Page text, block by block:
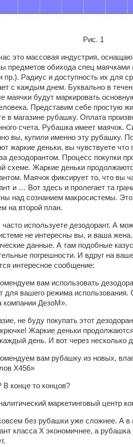
Рис. 1
это массовая индустрия,
предметов обихода спец
пр.). Радиус и доступность их для
с каждым днем. Буквально в
маячки будут маркировать
Представим себе простую
в магазине рубашку. Оплата
счета. Рубашка имеет маячок.
вы, купили именно эту рубашку.
жаркие деньки, вы чувствуете что
дезодорантом. Процесс покупки
схеме. Жаркие деньки
Маячок фиксирует то, что вы
и … Вот здесь и пролегает та
над сознанием макросистемы.
на второй план.
часто используете дезодорант. А
не интересны вы, и ваша
данные. А там подобные
погрешности. И вдруг на
интересное сообщение:
вам использовать
для вашего режима использования.
компании ДезоМ».
не буду покупать этот
Жаркие деньки
день. И вот через несколько
вам рубашку из новых,
Х456»
конце то концов?
маркетинговый центр
без рубашки уже сложнее. А в
класса Х экономичнее, а